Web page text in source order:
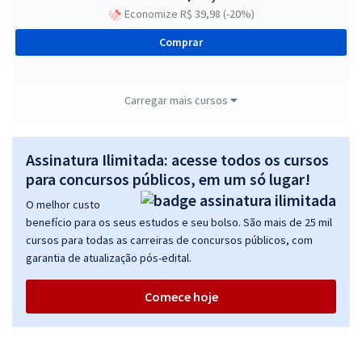
Economize R$ 39,98 (-20%)
Comprar
Assistente Técnico
R$ 367,92à vista
ou 12x deR$ 30,66
Economize R$ 91,98 (-20%)
Comprar
CRN 5 - Conselho Regional de Nutricionistas da 5ª Região - Fiscal de
Nutrição
Carregar mais cursos
Assinatura Ilimitada: acesse todos os cursos
para concursos públicos, em um só lugar!
O melhor custo
benefício para os seus estudos e seu bolso. São mais de 25 mil
cursos para todas as carreiras de concursos públicos, com
garantia de atualização pós-edital.
Comece hoje